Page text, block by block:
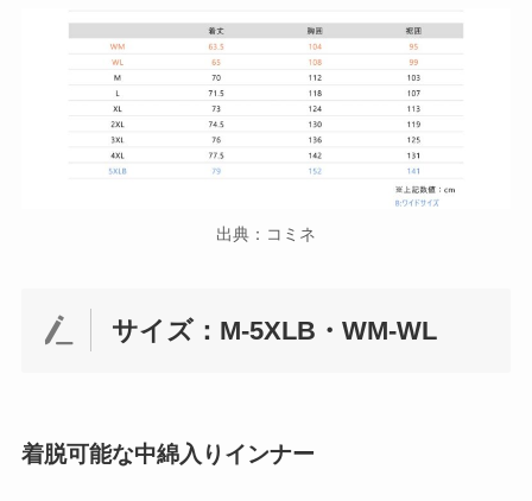
出典：コミネ
サイズ：M-5XLB・WM-WL
着脱可能な中綿入りインナー